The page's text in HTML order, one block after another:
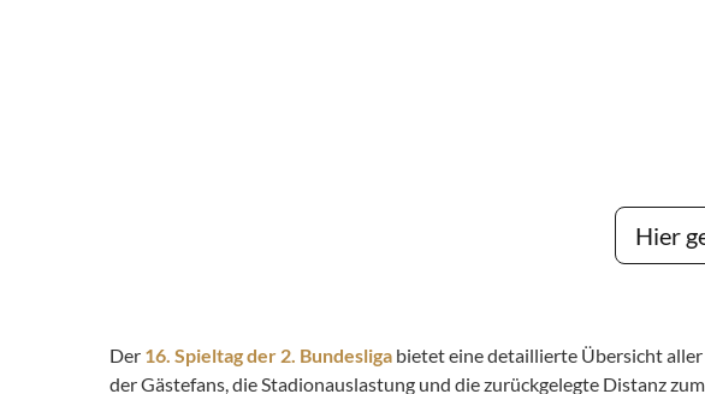
Hier
Der 16. Spieltag der 2. Bundesliga bietet eine detaillierte Übersicht
der Gästefans, die Stadionauslastung und die zurückgelegte Distanz